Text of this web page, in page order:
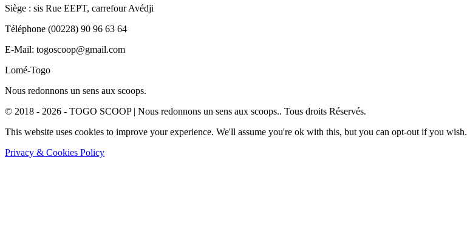
Siège : sis Rue EEPT, carrefour Avédji
Téléphone (00228) 90 96 63 64
E-Mail: togoscoop@gmail.com
Lomé-Togo
Nous redonnons un sens aux scoops.
© 2018 - 2026 - TOGO SCOOP | Nous redonnons un sens aux scoops.. Tous droits Réservés.
This website uses cookies to improve your experience. We'll assume you're ok with this, but you can opt-out if you wish.
Privacy & Cookies Policy